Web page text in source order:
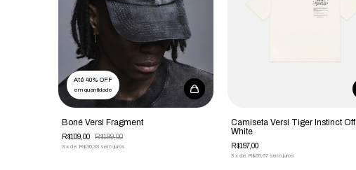
Até 40% OFF
em quantidade
Boné Versi Fragment
R$109,00 R$199,00
3 x de R$36,33 sem juros
Camiseta Versi Tiger Instinct Off
White
R$197,00
3 x de R$65,67 sem juros